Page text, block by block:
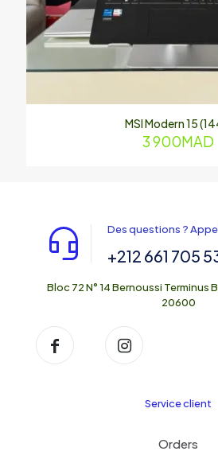
MSI Modern 15
3 900MAD
Des questions ?
+212 661 705
Bloc 72 N° 14 Bernoussi Terminus
20600
Service client
Orders